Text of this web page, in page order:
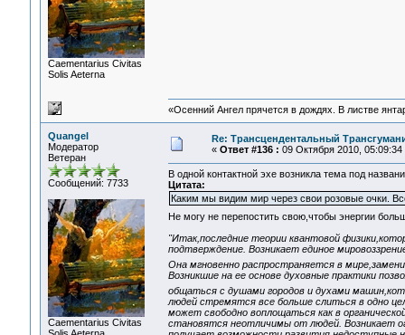
Сaementarius Civitas
Solis Aeterna
«Осенний Ангел прячется в дождях. В листве
Quangel
Модератор
Ветеран
Сообщений: 7733
Сaementarius Civitas
Re: Трансцендентальный
« Ответ #136 : 09 Октября 2010, 05:09:34
В одной контактной эхе возникла тема под
Цитата:
Каким мы видим мир через свои розовые очки.
Не могу не перепостить свою,чтобы энергии
"Итак,последние теории квантовой
подтверждение. Возникает единое
Она мгновенно распространяется в
Возникшие на ее основе духовные практики
общаться с душами городов и духами
людей стремятся все больше слиться в одно
может свободно воплощаться как в
становятся неотличимы от людей. Возникает